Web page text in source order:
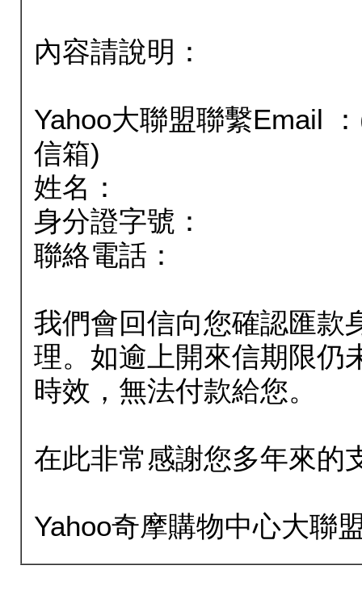
內容請說明：
Yahoo大聯盟聯繫Email
信箱)
姓名：
身分證字號：
聯絡電話：
我們會回信向您確認匯款
理。如逾上開來信期限仍
時效，無法付款給您。
在此非常感謝您多年來的
Yahoo奇摩購物中心大